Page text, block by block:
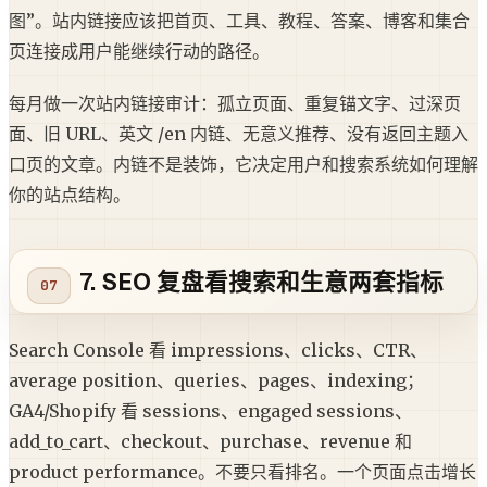
图”。站内链接应该把首页、工具、教程、答案、博客和集合
页连接成用户能继续行动的路径。
每月做一次站内链接审计：孤立页面、重复锚文字、过深页
面、旧 URL、英文 /en 内链、无意义推荐、没有返回主题入
口页的文章。内链不是装饰，它决定用户和搜索系统如何理解
你的站点结构。
7. SEO 复盘看搜索和生意两套指标
Search Console 看 impressions、clicks、CTR、
average position、queries、pages、indexing；
GA4/Shopify 看 sessions、engaged sessions、
add_to_cart、checkout、purchase、revenue 和
product performance。不要只看排名。一个页面点击增长